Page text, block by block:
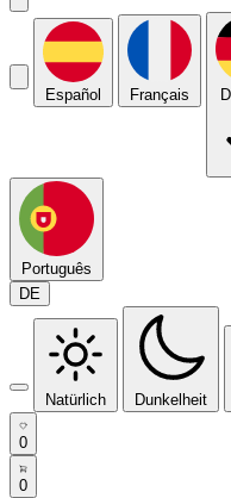
Español Français
Português
DE
Natürlich Dunkelheit
0
0